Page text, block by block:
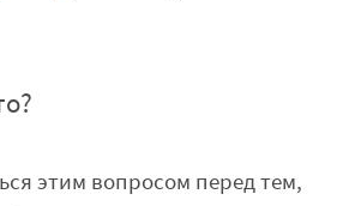
этим вопросом перед тем,